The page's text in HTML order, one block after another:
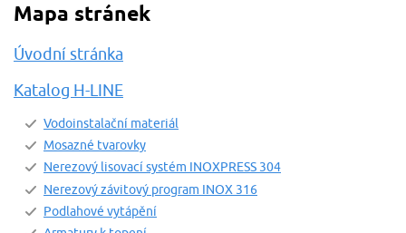
Mapa stránek
Úvodní stránka
Katalog H-LINE
Vodoinstalační materiál
Mosazné tvarovky
Nerezový lisovací systém INOXPRESS 304
Nerezový závitový program INOX 316
Podlahové vytápění